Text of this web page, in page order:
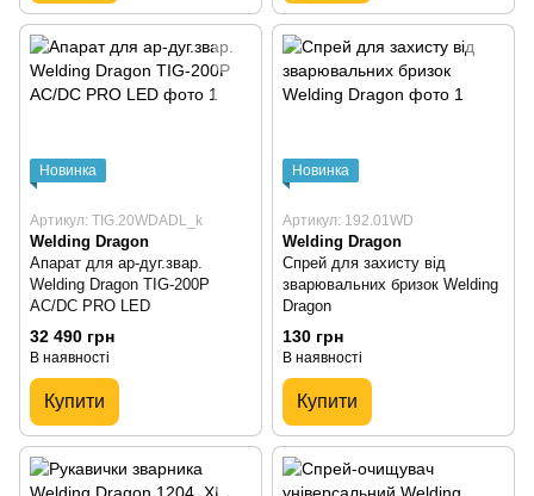
Новинка
Артикул: TIG.20WDADL_k
Welding Dragon
Апарат для ар-дуг.звар.
Welding Dragon TIG-200P
AC/DC PRO LED
32 490 грн
В наявності
Купити
Новинка
Артикул: 192.01WD
Welding Dragon
Спрей для захисту від
зварювальних бризок Welding
Dragon
130 грн
В наявності
Купити